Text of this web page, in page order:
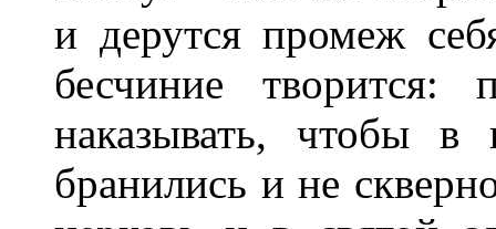
и дерутся промеж
бесчиние творится:
наказывать, чтобы в
бранились и не